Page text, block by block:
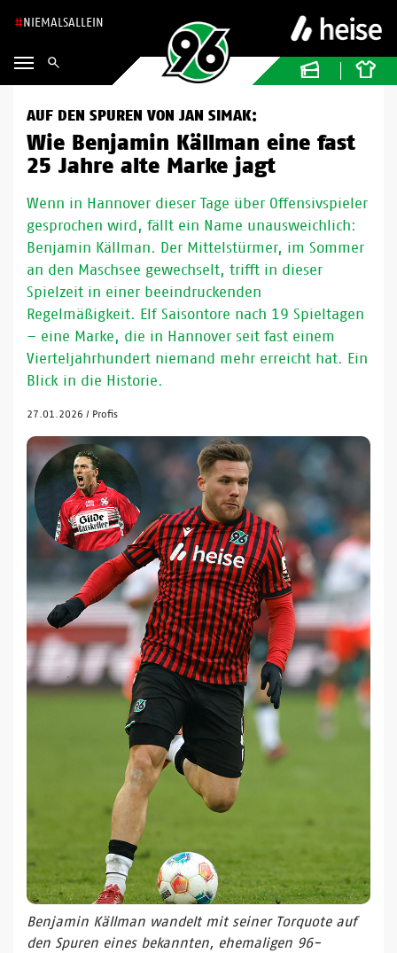
NIEMALSALLEIN
AUF DEN SPUREN VON JAN SIMAK:
Wie Benjamin Källman eine fast
25 Jahre alte Marke jagt
Wenn in Hannover dieser Tage über Offensivspieler
gesprochen wird, fällt ein Name unausweichlich:
Benjamin Källman. Der Mittelstürmer, im Sommer
an den Maschsee gewechselt, trifft in dieser
Spielzeit in einer beeindruckenden
Regelmäßigkeit. Elf Saisontore nach 19 Spieltagen
– eine Marke, die in Hannover seit fast einem
Vierteljahrhundert niemand mehr erreicht hat. Ein
Blick in die Historie.
27.01.2026 / Profis
Benjamin Källman wandelt mit seiner Torquote auf
den Spuren eines bekannten, ehemaligen 96-